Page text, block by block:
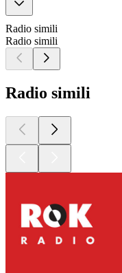
Radio simili
Radio simili
Radio simili